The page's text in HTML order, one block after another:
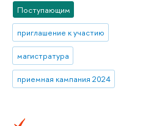
Поступающим
приглашение к участию
магистратура
приемная кампания 2024